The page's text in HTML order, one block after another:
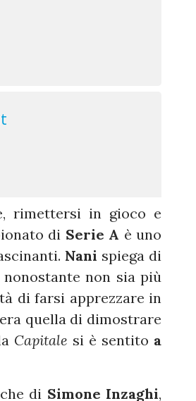
rimettersi in gioco e
di Serie A è uno
Nani spiega di
nonostante non sia più
di farsi apprezzare in
quella di dimostrare
Capitale si è sentito a
di Simone Inzaghi,